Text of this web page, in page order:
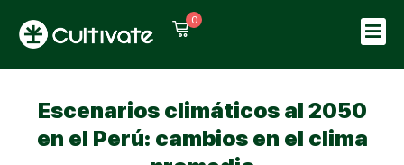
0
Escenarios climáticos al 2050
en el Perú: cambios en el clima
Sign in
Don’t have an account?Sign up